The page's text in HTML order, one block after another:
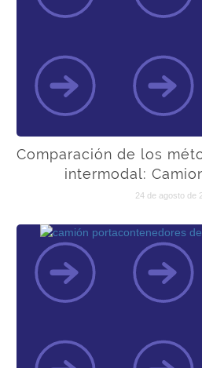
Comparación de los
intermodal:
24 de agosto de